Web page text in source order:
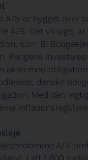
A/S er bygget over
A/S. Det vil sige,
som BI
Pengene
aktie med
danske
Med den
A/S
I alt 1.800